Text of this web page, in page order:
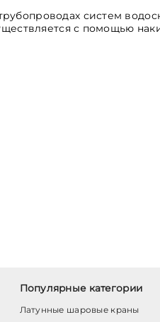
систем
с помощью
Популярные категории
Латунные шаровые краны